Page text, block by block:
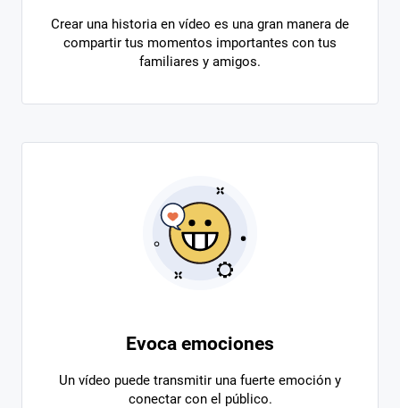
Crear una historia en vídeo es una gran manera de
compartir tus momentos importantes con tus
familiares y amigos.
Evoca emociones
Un vídeo puede transmitir una fuerte emoción y
conectar con el público.